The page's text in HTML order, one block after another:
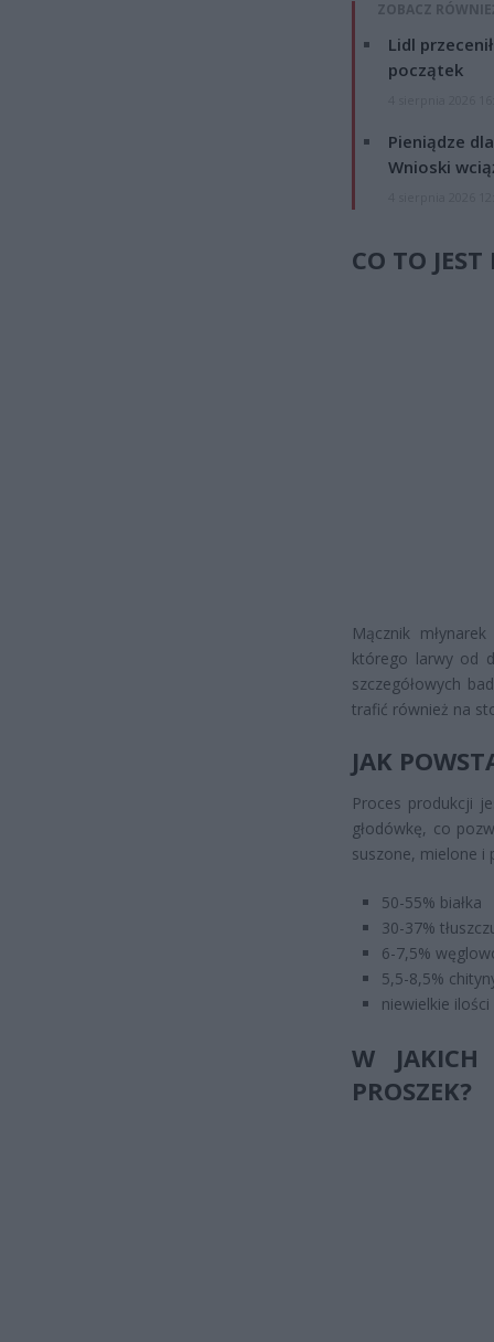
ZOBACZ
Lidl
początek
Pieniądze
Wnioski
CO TO
Mącznik
którego larwy od
szczegółowych
trafić również na
JAK
Proces produkcji
głodówkę, co
suszone, mielone i
50-55% białka
30-37%
6-7,5%
5,5-8,5%
niewielkie
W JAKICH
PROSZEK?